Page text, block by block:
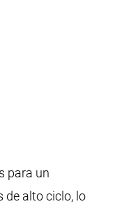
para un
de alto ciclo, lo